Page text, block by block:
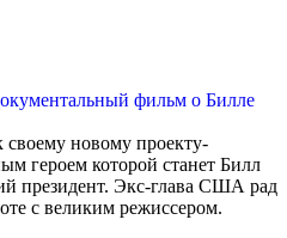
своему новому проекту-
героем которой станет Билл
президент. Экс-глава США рад
с великим режиссером.